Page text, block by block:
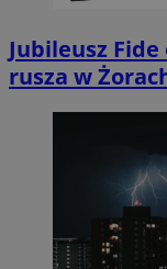
Jubileusz
rusza w